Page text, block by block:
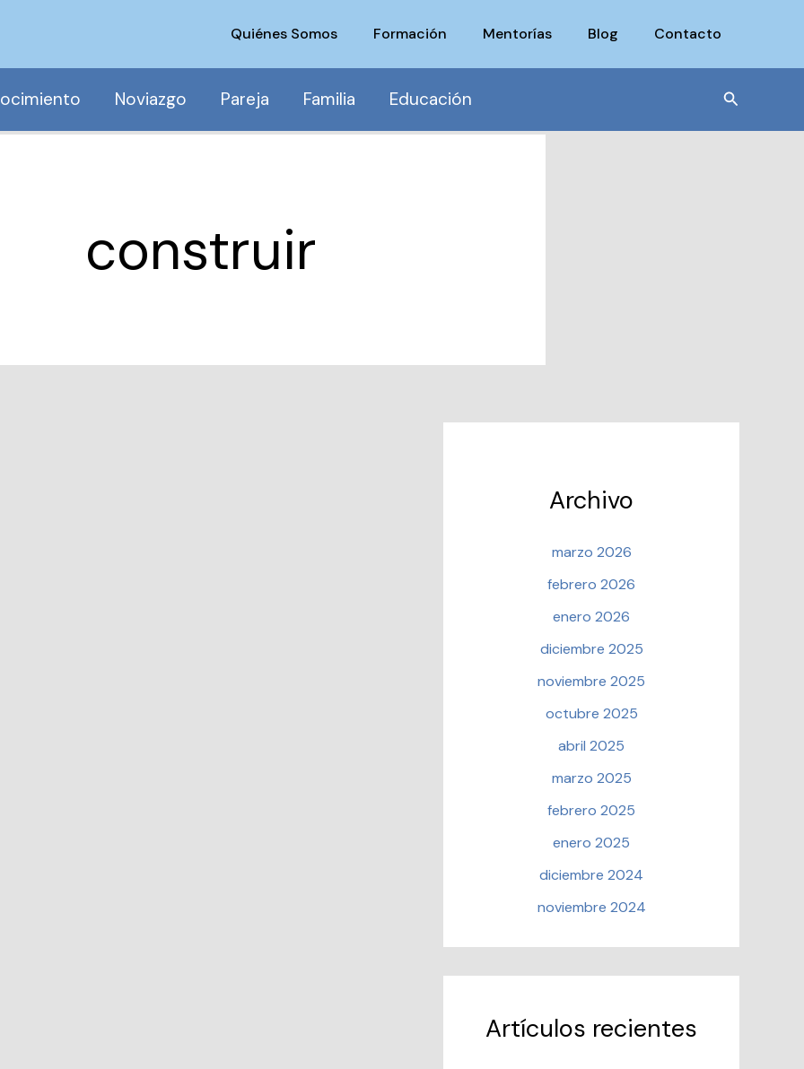
Quiénes Somos Formación Mentorías Blog Contacto
Noviazgo Pareja Familia Educación Buscar
construir
Archivo
marzo 2026
febrero 2026
enero 2026
diciembre 2025
noviembre 2025
octubre 2025
abril 2025
marzo 2025
febrero 2025
enero 2025
diciembre 2024
noviembre 2024
Artículos recientes